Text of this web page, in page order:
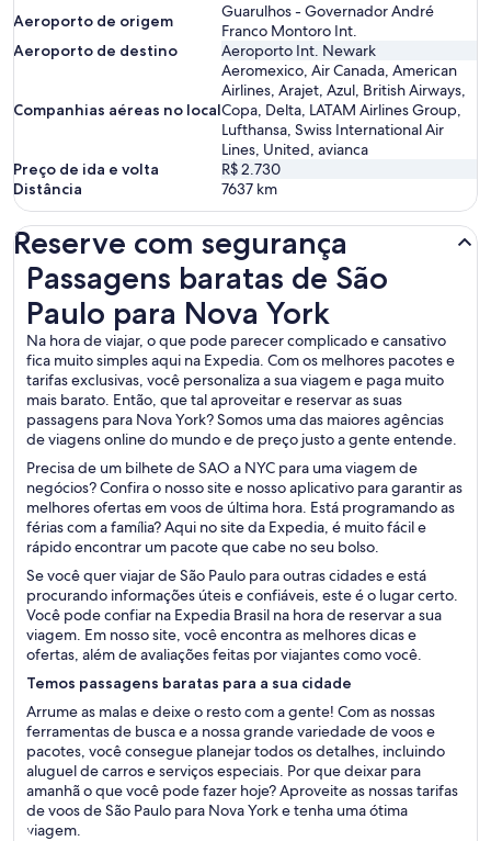
Aeroporto de origem
Guarulhos - Governador André
Franco Montoro Int.
Aeroporto de destino
Aeroporto Int. Newark
Companhias aéreas no local
Aeromexico, Air Canada, American
Airlines, Arajet, Azul, British Airways,
Copa, Delta, LATAM Airlines Group,
Lufthansa, Swiss International Air
Lines, United, avianca
Preço de ida e volta
R$ 2.730
Distância
7637 km
Reserve com segurança
Passagens baratas de São
Paulo para Nova York
Na hora de viajar, o que pode parecer complicado e cansativo
fica muito simples aqui na Expedia. Com os melhores pacotes e
tarifas exclusivas, você personaliza a sua viagem e paga muito
mais barato. Então, que tal aproveitar e reservar as suas
passagens para Nova York? Somos uma das maiores agências
de viagens online do mundo e de preço justo a gente entende.
Precisa de um bilhete de SAO a NYC para uma viagem de
negócios? Confira o nosso site e nosso aplicativo para garantir as
melhores ofertas em voos de última hora. Está programando as
férias com a família? Aqui no site da Expedia, é muito fácil e
rápido encontrar um pacote que cabe no seu bolso.
Se você quer viajar de São Paulo para outras cidades e está
procurando informações úteis e confiáveis, este é o lugar certo.
Você pode confiar na Expedia Brasil na hora de reservar a sua
viagem. Em nosso site, você encontra as melhores dicas e
ofertas, além de avaliações feitas por viajantes como você.
Temos passagens baratas para a sua cidade
Arrume as malas e deixe o resto com a gente! Com as nossas
ferramentas de busca e a nossa grande variedade de voos e
pacotes, você consegue planejar todos os detalhes, incluindo
aluguel de carros e serviços especiais. Por que deixar para
amanhã o que você pode fazer hoje? Aproveite as nossas tarifas
de voos de São Paulo para Nova York e tenha uma ótima
viagem.
Passagens baratas de São Paulo para Nova York